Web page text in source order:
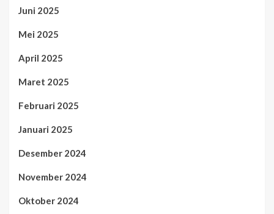
Juni 2025
Mei 2025
April 2025
Maret 2025
Februari 2025
Januari 2025
Desember 2024
November 2024
Oktober 2024